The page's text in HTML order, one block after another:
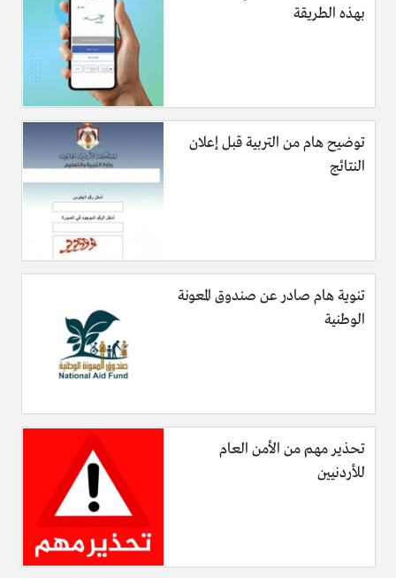
بهذه الطريقة
توضيح هام من التربية قبل إعلان
النتائج
تنوية هام صادر عن صندوق المعونة
الوطنية
تحذير مهم من الأمن العام
للأردنيين